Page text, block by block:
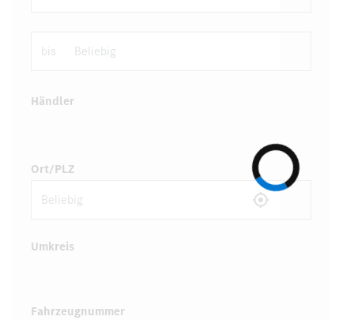
bis
Händler
Ort/PLZ
Umkreis
Fahrzeugnummer